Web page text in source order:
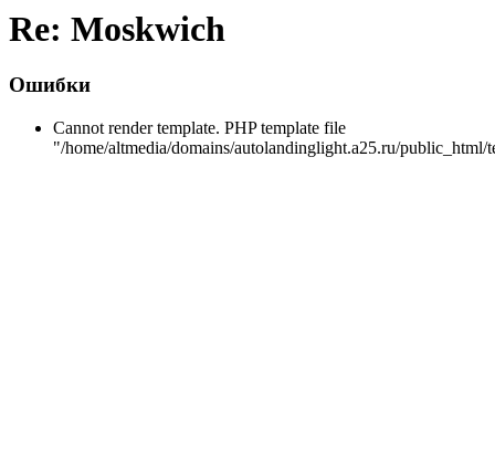
Re: Moskwich
Ошибки
Cannot render template. PHP template file
"/home/altmedia/domains/autolandinglight.a25.ru/